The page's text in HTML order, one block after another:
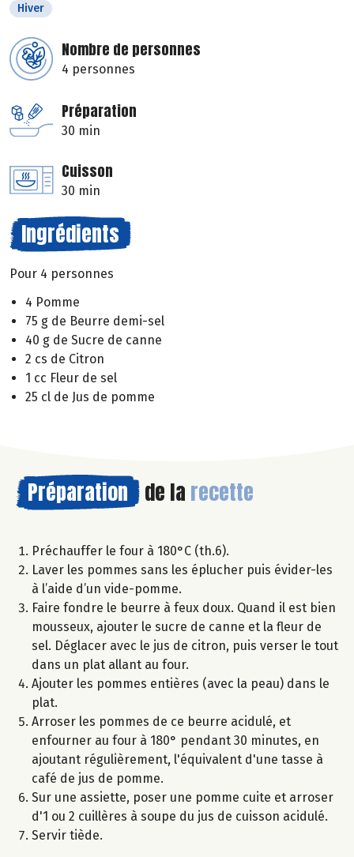
Hiver
Nombre de personnes
4 personnes
Préparation
30 min
Cuisson
30 min
Ingrédients
Pour 4 personnes
4 Pomme
75 g de Beurre demi-sel
40 g de Sucre de canne
2 cs de Citron
1 cc Fleur de sel
25 cl de Jus de pomme
Préparation de la recette
Préchauffer le four à 180°C (th.6).
Laver les pommes sans les éplucher puis évider-les
à l’aide d’un vide-pomme.
Faire fondre le beurre à feux doux. Quand il est bien
mousseux, ajouter le sucre de canne et la fleur de
sel. Déglacer avec le jus de citron, puis verser le tout
dans un plat allant au four.
Ajouter les pommes entières (avec la peau) dans le
plat.
Arroser les pommes de ce beurre acidulé, et
enfourner au four à 180° pendant 30 minutes, en
ajoutant régulièrement, l'équivalent d'une tasse à
café de jus de pomme.
Sur une assiette, poser une pomme cuite et arroser
d'1 ou 2 cuillères à soupe du jus de cuisson acidulé.
Servir tiède.